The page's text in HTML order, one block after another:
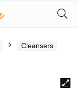
Cleansers